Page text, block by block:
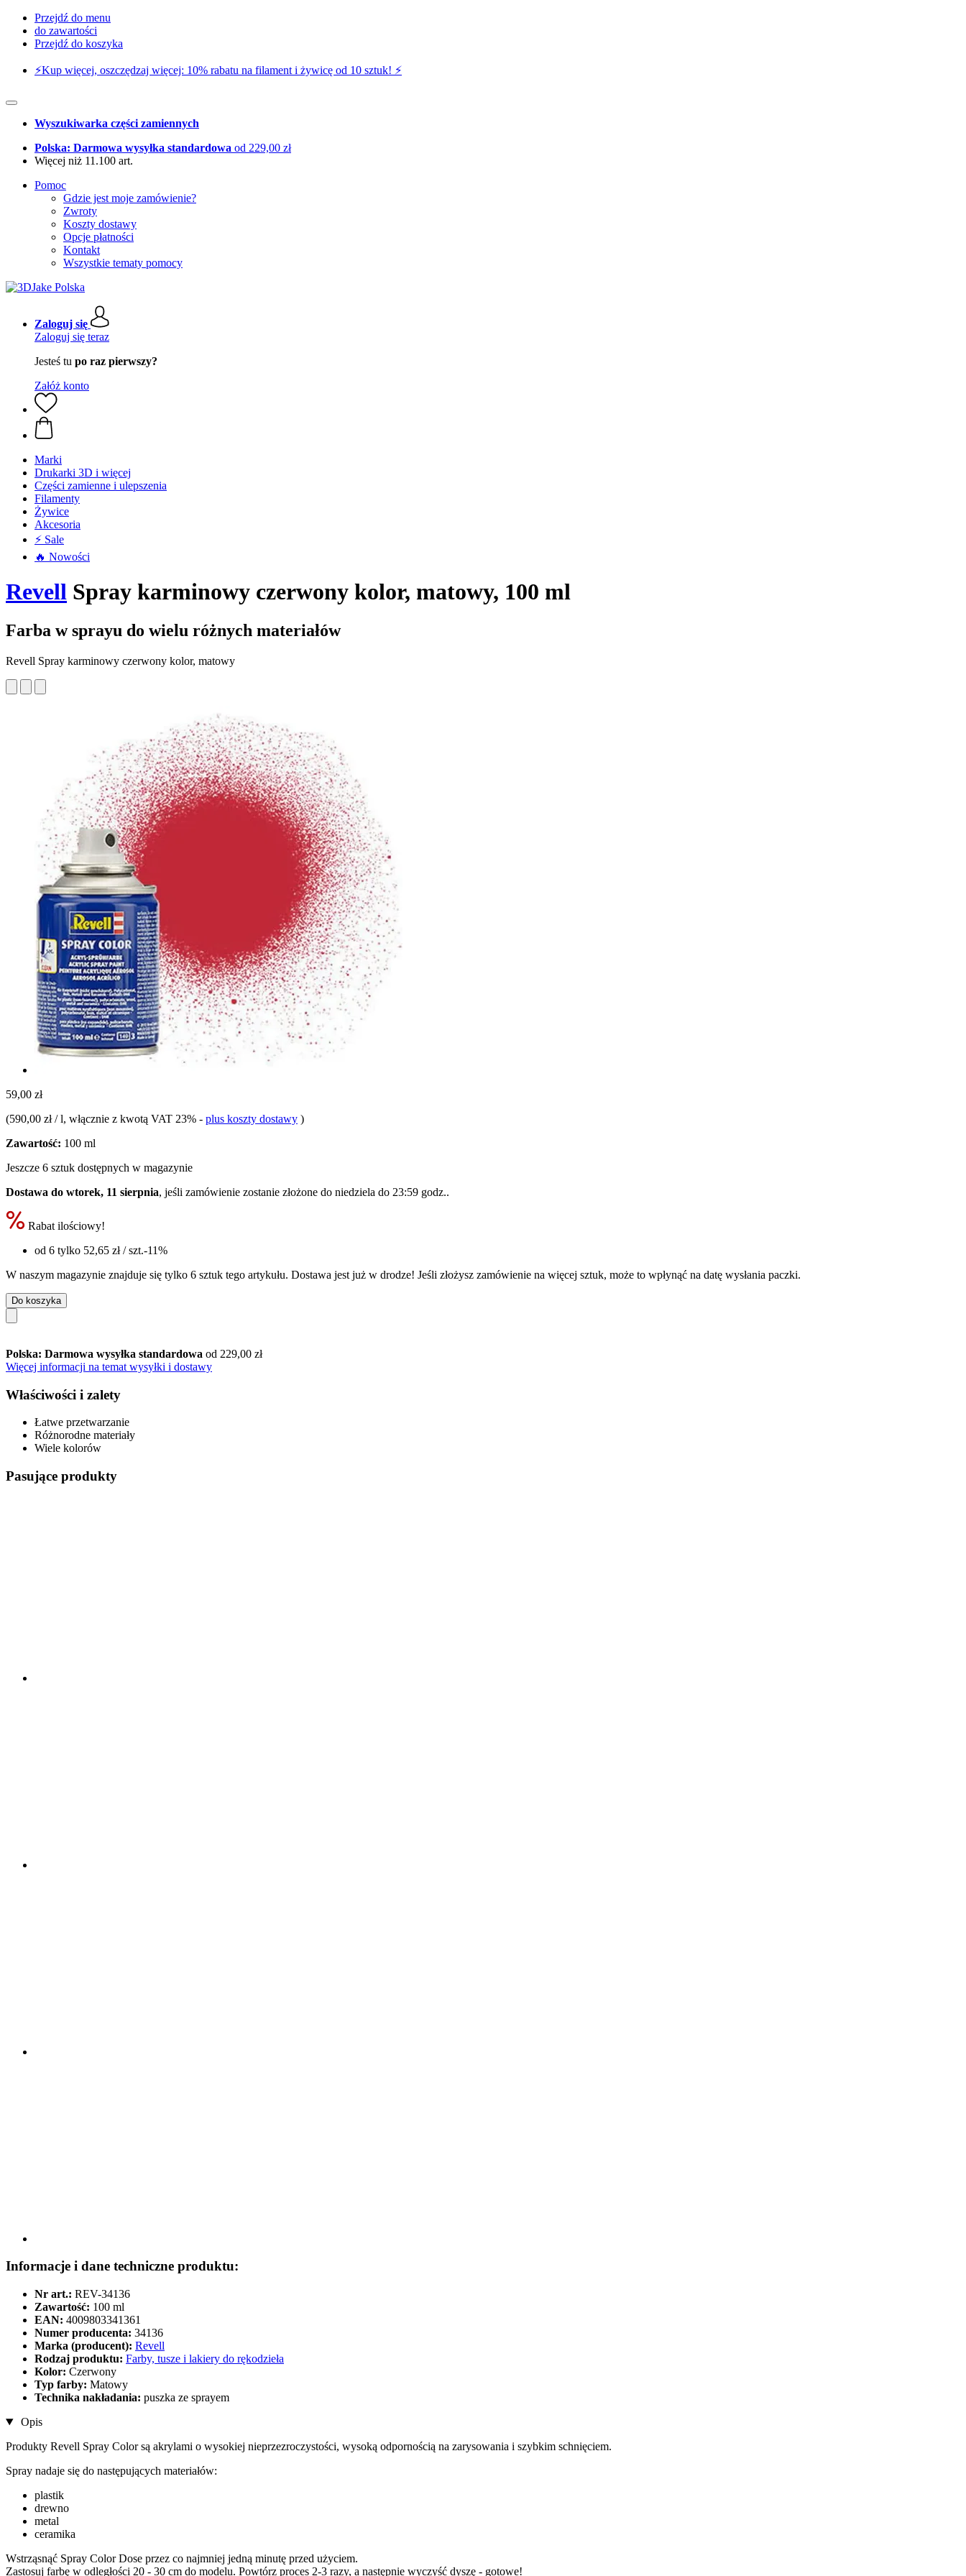
Przejdź do menu
do zawartości
Przejdź do koszyka
⚡️Kup więcej, oszczędzaj więcej: 10% rabatu na filament i żywicę od 10 sztuk! ⚡️
Wyszukiwarka części zamiennych
Polska: Darmowa wysyłka standardowa od 229,00 zł
Więcej niż 11.100 art.
Pomoc
Gdzie jest moje zamówienie?
Zwroty
Koszty dostawy
Opcje płatności
Kontakt
Wszystkie tematy pomocy
Zaloguj się
Zaloguj się teraz
Jesteś tu po raz pierwszy?
Załóż konto
Marki
Drukarki 3D i więcej
Części zamienne i ulepszenia
Filamenty
Żywice
Akcesoria
⚡ Sale
🔥 Nowości
Revell Spray karminowy czerwony kolor, matowy, 100 ml
Farba w sprayu do wielu różnych materiałów
Revell Spray karminowy czerwony kolor, matowy
59,00 zł
(590,00 zł / l, włącznie z kwotą VAT 23% - plus koszty dostawy )
Zawartość: 100 ml
Jeszcze 6 sztuk dostępnych w magazynie
Dostawa do wtorek, 11 sierpnia, jeśli zamówienie zostanie złożone do niedziela do 23:59 godz..
Rabat ilościowy!
od 6 tylko 52,65 zł/ szt.-11%
W naszym magazynie znajduje się tylko 6 sztuk tego artykułu. Dostawa jest już w drodze! Jeśli złożysz zamówienie na więcej sztuk, może to wpłynąć na datę wysłania paczki.
Do koszyka
Polska: Darmowa wysyłka standardowa od 229,00 zł
Więcej informacji na temat wysyłki i dostawy
Właściwości i zalety
Łatwe przetwarzanie
Różnorodne materiały
Wiele kolorów
Pasujące produkty
Informacje i dane techniczne produktu:
Nr art.: REV-34136
Zawartość: 100 ml
EAN: 4009803341361
Numer producenta: 34136
Marka (producent): Revell
Rodzaj produktu: Farby, tusze i lakiery do rękodzieła
Kolor: Czerwony
Typ farby: Matowy
Technika nakładania: puszka ze sprayem
Opis
Produkty Revell Spray Color są akrylami o wysokiej nieprzezroczystości, wysoką odpornością na zarysowania i szybkim schnięciem.
Spray nadaje się do następujących materiałów:
plastik
drewno
metal
ceramika
Wstrząsnąć Spray Color Dose przez co najmniej jedną minutę przed użyciem.
Zastosuj farbę w odległości 20 - 30 cm do modelu. Powtórz proces 2-3 razy, a następnie wyczyść dyszę - gotowe!